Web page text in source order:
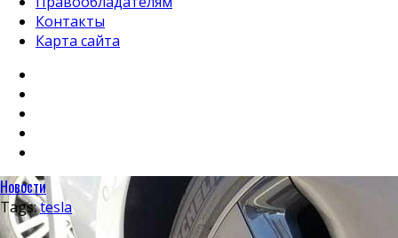
Контакты
Карта сайта
Новости
Tags:tesla